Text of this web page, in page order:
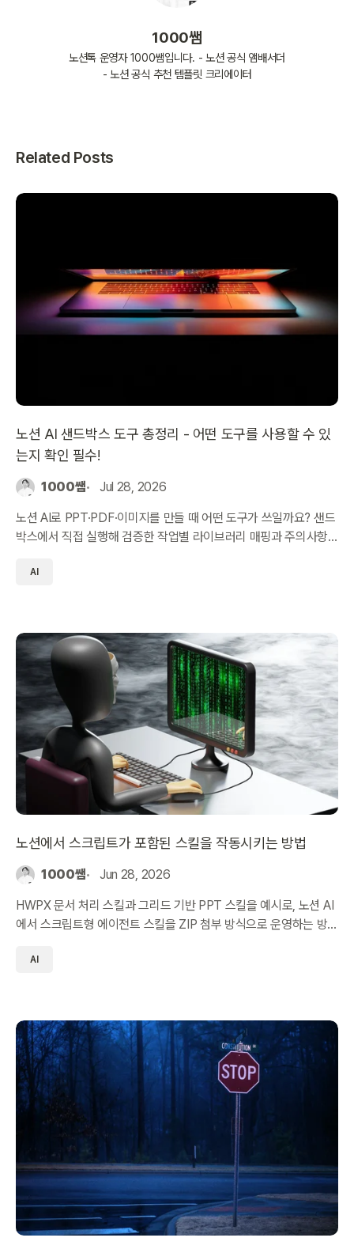
1000쌤
노션톡 운영자 1000쌤입니다. - 노션 공식 앰배서더
- 노션 공식 추천 템플릿 크리에이터
Related Posts
노션 AI 샌드박스 도구 총정리 - 어떤 도구를 사용할 수 있
는지 확인 필수!
1000쌤 Jul 28, 2026
노션 AI로 PPT·PDF·이미지를 만들 때 어떤 도구가 쓰일까요? 샌드
박스에서 직접 실행해 검증한 작업별 라이브러리 매핑과 주의사항
AI
노션에서 스크립트가 포함된 스킬을 작동시키는 방법
1000쌤 Jun 28, 2026
HWPX 문서 처리 스킬과 그리드 기반 PPT 스킬을 예시로, 노션 AI
에서 스크립트형 에이전트 스킬을 ZIP 첨부 방식으로 운영하는 방
AI